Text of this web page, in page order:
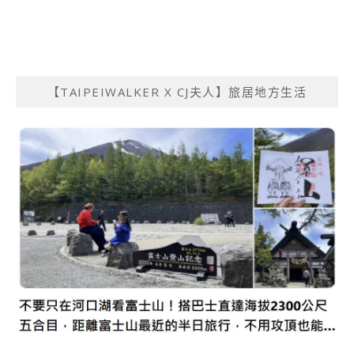
【TAIPEIWALKER X CJ夫人】旅居地方生活